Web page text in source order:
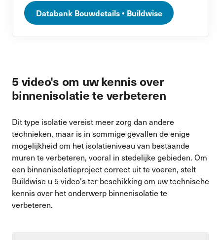
Databank Bouwdetails • Buildwise
5 video's om uw kennis over
binnenisolatie te verbeteren
Dit type isolatie vereist meer zorg dan andere
technieken, maar is in sommige gevallen de enige
mogelijkheid om het isolatieniveau van bestaande
muren te verbeteren, vooral in stedelijke gebieden. Om
een binnenisolatieproject correct uit te voeren, stelt
Buildwise u 5 video's ter beschikking om uw technische
kennis over het onderwerp binnenisolatie te
verbeteren.